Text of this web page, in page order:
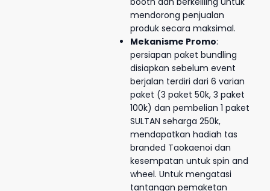
mendorong penjualan
produk secara maksimal.
Mekanisme Promo:
persiapan paket bundling
disiapkan sebelum event
berjalan terdiri dari 6 varian
paket (3 paket 50k, 3 paket
100k) dan pembelian 1 paket
SULTAN seharga 250k,
mendapatkan hadiah tas
branded Taokaenoi dan
kesempatan untuk spin and
wheel. Untuk mengatasi
tantangan pemaketan